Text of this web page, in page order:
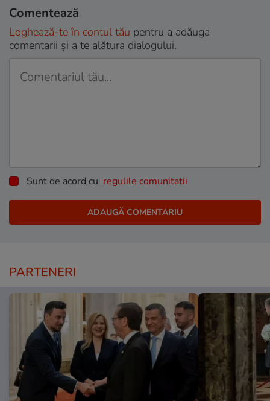
Comentează
Loghează-te în contul tău pentru a adăuga
comentarii și a te alătura dialogului.
Sunt de acord cu regulile comunitatii
PARTENERI